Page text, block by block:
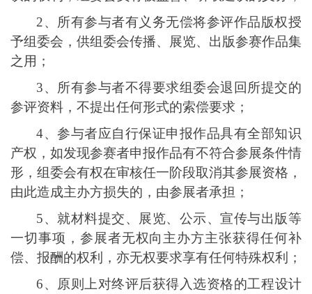
2、 所有参与者有义务无偿将参评作品版权授
予组委会，供组委会传播、展览、出版参赛作品集
之用；
3、 所有参与者不得要求组委会退回所提交的
参评资料，不提出任何形式的索偿要求；
4、参与者应自行保证申报作品具有全部知识
产权，如发现参赛者申报作品有不符合参展条件情
形，组委会有权在审核任一阶段取消其参展资格，
由此造成主办方损失的，由参展者承担；
5、 就材料提交、展览、公示、宣传与出版等
一切事项，参展者无权向主办方主张获得任何补
偿、报酬的权利，亦无权要求享有任何特殊权利；
6、 原则上对终评后获得 入选资格的工程设计